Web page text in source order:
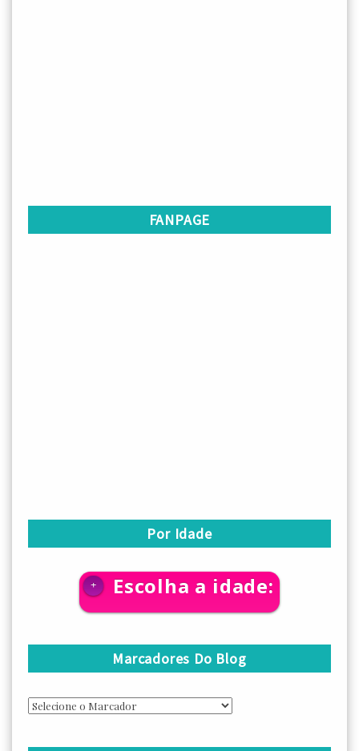
FANPAGE
Por Idade
+ Escolha a idade:
Marcadores Do Blog